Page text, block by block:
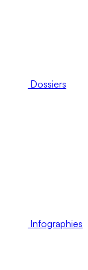
Dossiers
Infographies